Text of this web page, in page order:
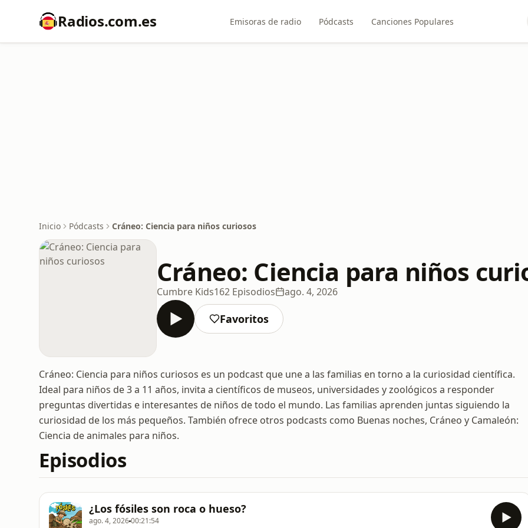
Radios.com.es Emisoras de radio Pódcasts Canciones Populares
Inicio Pódcasts Cráneo: Ciencia para niños curiosos
Cráneo: Ciencia para niños
Cumbre Kids162 Episodios ago. 4, 2026
Favoritos
Cráneo: Ciencia para niños curiosos es un podcast que une a las familias en torno a la curiosidad científica.
Ideal para niños de 3 a 11 años, invita a científicos de museos, universidades y zoológicos a responder
preguntas divertidas e interesantes de niños de todo el mundo. Las familias aprenden juntas siguiendo la
curiosidad de los más pequeños. También ofrece otros podcasts como Buenas noches, Cráneo y Camaleón:
Ciencia de animales para niños.
Episodios
¿Los fósiles son roca o hueso?
ago. 4, 202600:21:54